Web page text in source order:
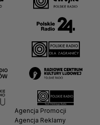
Agencja Promocji
Agencja Reklamy